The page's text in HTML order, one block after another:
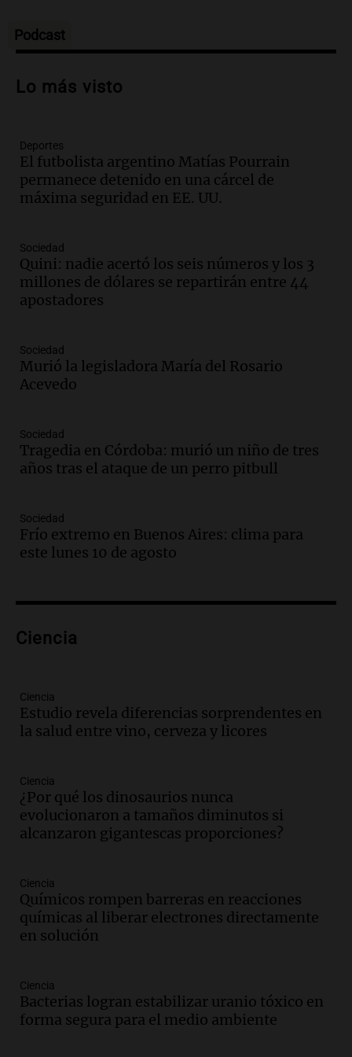
hablaron de su obra en Cadena 3
Audio.
Córdoba espera a León XIV con el
recuerdo del paso de Juan Pablo II: "Te
traspasaba con la mirada"
Amamos los Domingos
Audio.
un imperdible cordobés para los
amantes de la astronomía
Amamos los Domingos
la historia del club de Irlanda
revolucionado por hinchas argentinos
Amamos los Domingos
Audio.
argentino regresa al país tras conflicto
con Brasil
Audio.Bomberos asisten a senderista
con fractura de tobillo en refugio Doña
Episodios
investigación internacional sobre asma
Episodios
Audio.Suspenden descuento en SUBE y
aumentan tarifas del SUBTE en Buenos
Episodios
Audio.Kicillof critica la desregulación
financiera y el aumento de la morosidad
en Buenos Aires
Episodios
Audio.La UNT evalúa apelación ante la
Corte Suprema tras fallo que aparta a
Pagani como rector
Audio.El cardenal Ángel Rossi advirtió
que la justicia social viene siendo
Podcast
Lo más visto
Deportes
El futbolista argentino Matías Pourrain
permanece detenido en una cárcel de
máxima seguridad en EE. UU.
Sociedad
Quini: nadie acertó los seis números y los 3
millones de dólares se repartirán entre 44
apostadores
Sociedad
Murió la legisladora María del Rosario
Acevedo
Sociedad
Tragedia en Córdoba: murió un niño de tres
años tras el ataque de un perro pitbull
Sociedad
Frío extremo en Buenos Aires: clima para
este lunes 10 de agosto
Ciencia
Ciencia
Estudio revela diferencias sorprendentes en
la salud entre vino, cerveza y licores
Ciencia
¿Por qué los dinosaurios nunca
evolucionaron a tamaños diminutos si
alcanzaron gigantescas proporciones?
Ciencia
Químicos rompen barreras en reacciones
químicas al liberar electrones directamente
en solución
Ciencia
Bacterias logran estabilizar uranio tóxico en
forma segura para el medio ambiente